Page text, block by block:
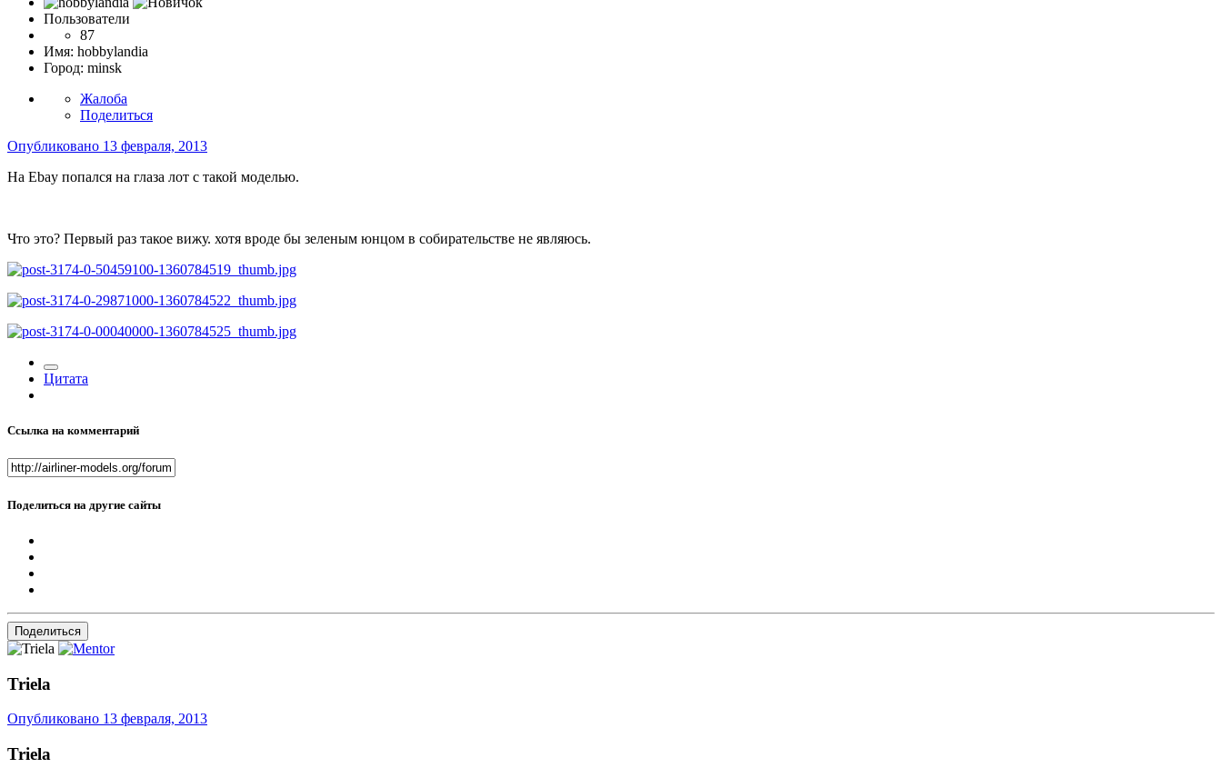
Пользователи
87
Имя: hobbylandia
Город: minsk
Жалоба
Поделиться
Опубликовано 13 февраля, 2013
На Ebay попался на глаза лот с такой моделью.
Что это? Первый раз такое вижу. хотя вроде бы зеленым юнцом в собирательстве не являюсь.
Цитата
Ссылка на комментарий
Поделиться на другие сайты
Поделиться
Triela
Опубликовано 13 февраля, 2013
Triela